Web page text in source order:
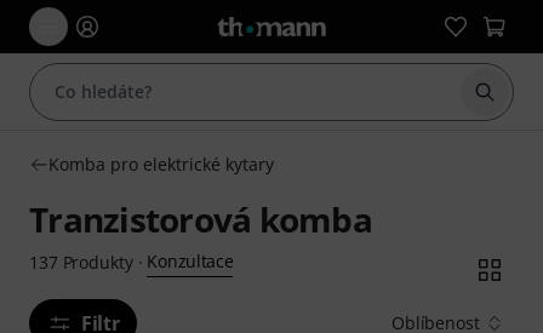
Začít
Komba pro elektrické kytary
Tranzistorová komba
137 Produkty· Konzultace
Filtr Oblíbenost